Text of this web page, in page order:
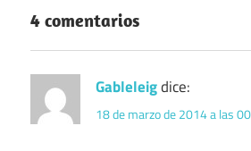
4 comentarios
Gableleigdice:
18 de marzo de 2014 a las